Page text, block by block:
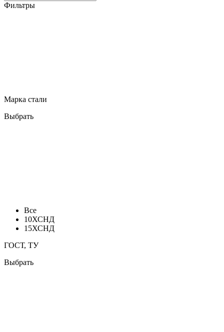
Фильтры
Марка стали
Выбрать
Все
10ХСНД
15ХСНД
ГОСТ, ТУ
Выбрать